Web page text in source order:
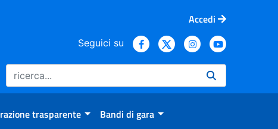
Accedi
Seguici su
trasparente Bandi di gara